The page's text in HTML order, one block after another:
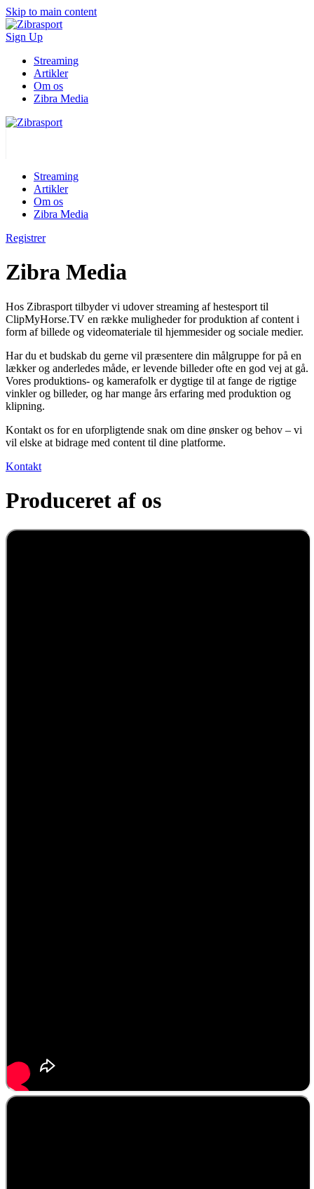
Skip to main content
Sign Up
Streaming
Artikler
Om os
Zibra Media
Streaming
Artikler
Om os
Zibra Media
Registrer
Zibra Media
Hos Zibrasport tilbyder vi udover streaming af hestesport til
ClipMyHorse.TV en række muligheder for produktion af content i
form af billede og videomateriale til hjemmesider og sociale medier.
Har du et budskab du gerne vil præsentere din målgruppe for på en
lækker og anderledes måde, er levende billeder ofte en god vej at gå.
Vores produktions- og kamerafolk er dygtige til at fange de rigtige
vinkler og billeder, og har mange års erfaring med produktion og
klipning.
Kontakt os for en uforpligtende snak om dine ønsker og behov – vi
vil elske at bidrage med content til dine platforme.
Kontakt
Produceret af os